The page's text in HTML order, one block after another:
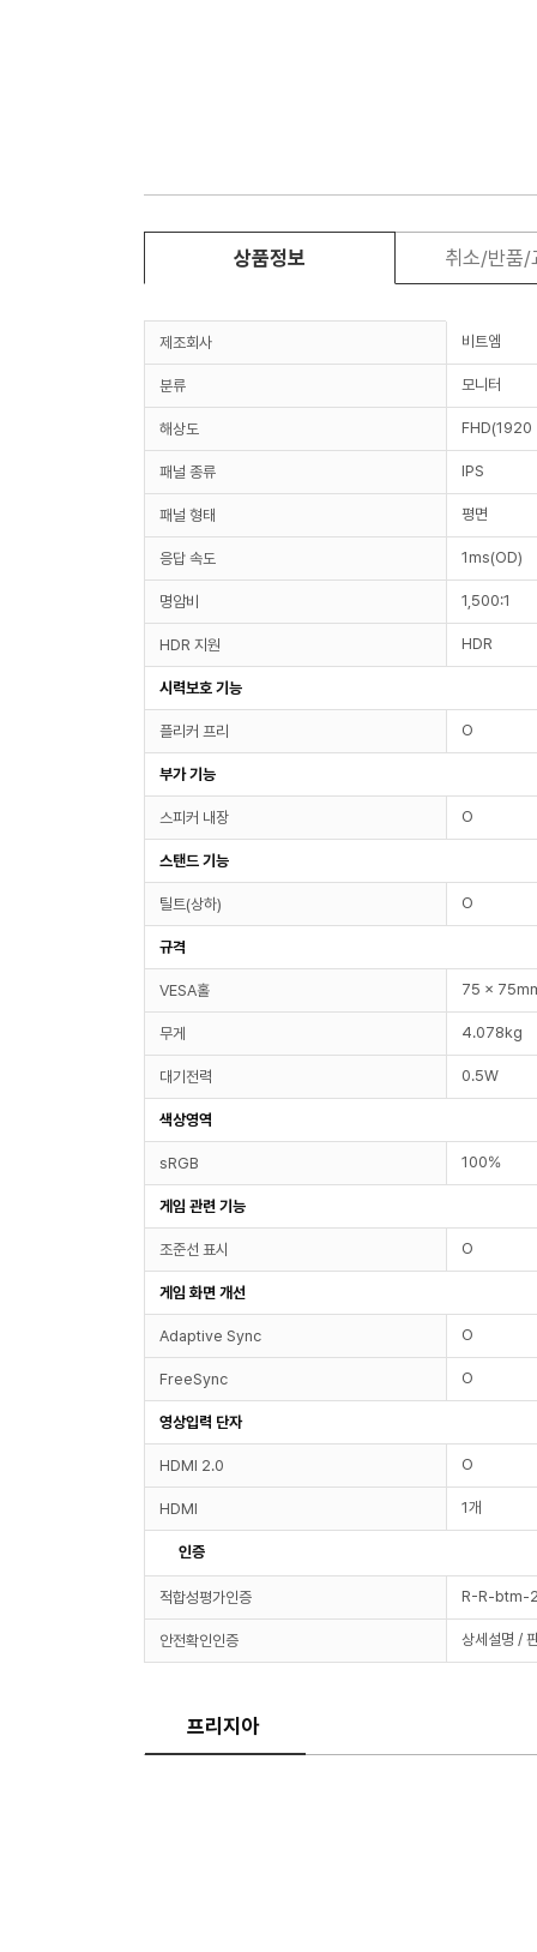
상품정보 취소/반품/
제조회사 비트엠
분류 모니터
해상도
패널 종류 IPS
패널 형태 평면
응답 속도 1ms(OD)
명암비 1,500:1
HDR 지원 HDR
시력보호 기능
플리커 프리 O
부가 기능
스피커 내장 O
스탠드 기능
틸트(상하) O
규격
VESA홀 75 x
무게 4.078kg
대기전력 0.5W
색상영역
sRGB 100%
게임 관련 기능
조준선 표시 O
게임 화면 개선
Adaptive Sync O
FreeSync O
영상입력 단자
HDMI 2.0 O
HDMI 1개
인증
적합성평가인증 R-R-btm-
안전확인인증 상세설명 /
프리지아